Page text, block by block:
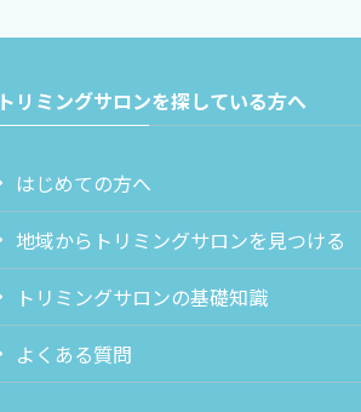
トリミングサロンを探している方へ
はじめての方へ
地域からトリミングサロンを見つける
トリミングサロンの基礎知識
よくある質問